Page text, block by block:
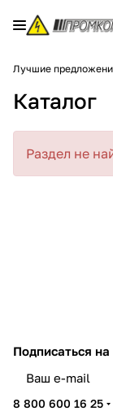
Лучшие
Каталог
Раздел не
Подписаться на
8 800 600 16 25